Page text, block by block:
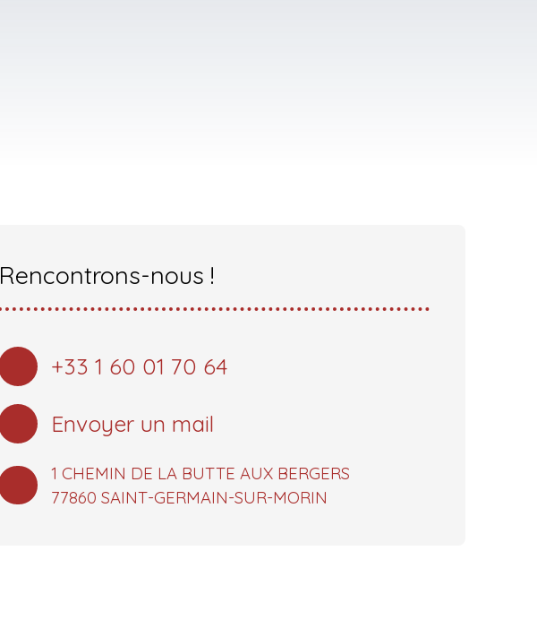
Rencontrons-nous !
+33 1 60 01 70 64
Envoyer un mail
1 CHEMIN DE LA BUTTE AUX BERGERS
77860 SAINT-GERMAIN-SUR-MORIN